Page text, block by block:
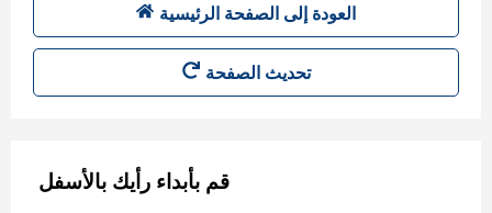
العودة إلى الصفحة الرئيسية
تحديث الصفحة
قم بأبداء رأيك بالأسفل